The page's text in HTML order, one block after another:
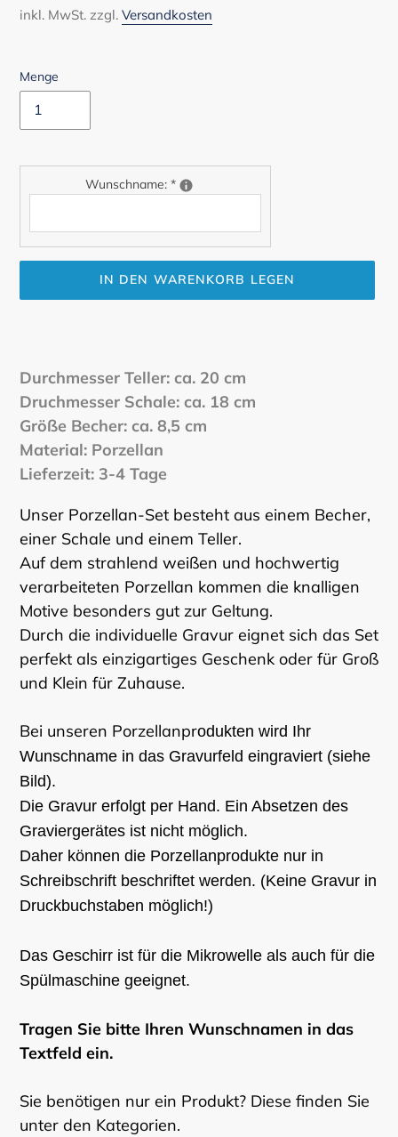
Preis
inkl. MwSt. zzgl. Versandkosten
Menge
Wunschname: *
IN DEN WARENKORB LEGEN
Warenkorb
hinzugefügt
Durchmesser Teller: ca. 20 cm
Druchmesser Schale: ca. 18 cm
Größe Becher: ca. 8,5 cm
Material: Porzellan
Lieferzeit: 3-4 Tage
Unser Porzellan-Set besteht aus einem Becher,
einer Schale und einem Teller.
Auf dem strahlend weißen und hochwertig
verarbeiteten Porzellan kommen die knalligen
Motive besonders gut zur Geltung.
Durch die individuelle Gravur eignet sich das Set
perfekt als einzigartiges Geschenk oder für Groß
und Klein für Zuhause.
Bei unseren Porzellanprodukten wird Ihr
Wunschname in das Gravurfeld eingraviert (siehe
Bild).
Die Gravur erfolgt per Hand. Ein Absetzen des
Graviergerätes ist nicht möglich.
Daher können die Porzellanprodukte nur in
Schreibschrift beschriftet werden. (Keine Gravur in
Druckbuchstaben möglich!)
Das Geschirr ist für die Mikrowelle als auch für die
Spülmaschine geeignet.
Tragen Sie bitte Ihren Wunschnamen in das
Textfeld ein.
Sie benötigen nur ein Produkt? Diese finden Sie
unter den Kategorien.